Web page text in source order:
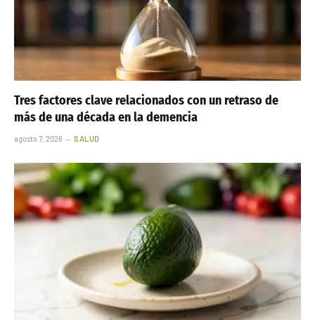
Tres factores clave relacionados con un retraso de
más de una década en la demencia
agosto 7, 2026 SALUD